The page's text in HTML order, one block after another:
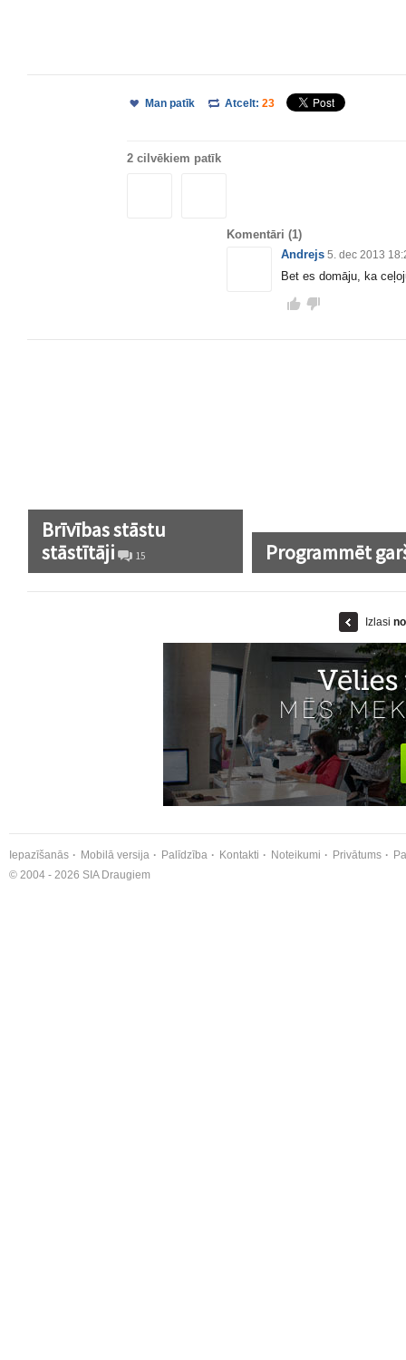
Man patīk Atcelt: 23
2 cilvēkiem patīk
Komentāri (1)
Andrejs 5. dec 2013
Bet es domāju, ka
Brīvības stāstu
stāstītāji
15 Programmēt
Izlasi
Iepazīšanās Mobilā versija Palīdzība Kontakti Noteikumi Privātums
© 2004 - 2026 SIA Draugiem